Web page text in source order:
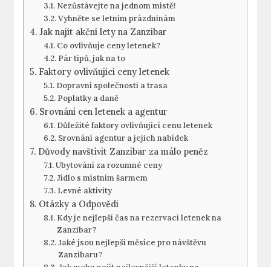
Nezůstávejte na jednom místě!
Vyhněte se letním prázdninám
Jak najít akční lety na Zanzibar
Co ovlivňuje ceny letenek?
Pár tipů, jak na to
Faktory ovlivňující ceny letenek
Dopravní společnosti a trasa
Poplatky a daně
Srovnání cen letenek a agentur
Důležité faktory ovlivňující cenu letenek
Srovnání agentur a jejich nabídek
Důvody navštívit Zanzibar za málo peněz
Ubytování za rozumné ceny
Jídlo s místním šarmem
Levné aktivity
Otázky a Odpovědi
Kdy je nejlepší čas na rezervaci letenek na
Zanzibar?
Jaké jsou nejlepší měsíce pro návštěvu
Zanzibaru?